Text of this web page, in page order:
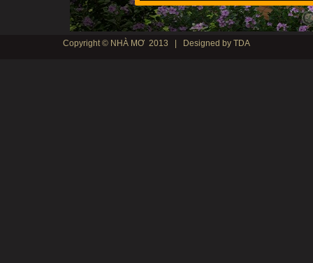
Copyright © NHÀ MƠ 2013 | Designed by TDA